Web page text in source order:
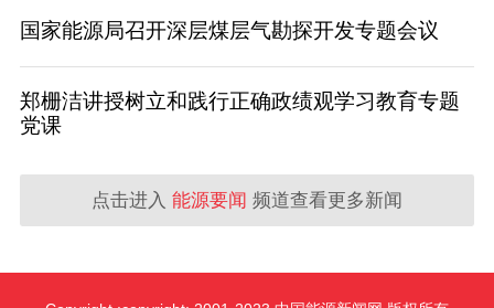
国家能源局召开深层煤层气勘探开发专题会议
郑栅洁讲授树立和践行正确政绩观学习教育专题
党课
点击进入 能源要闻 频道查看更多新闻